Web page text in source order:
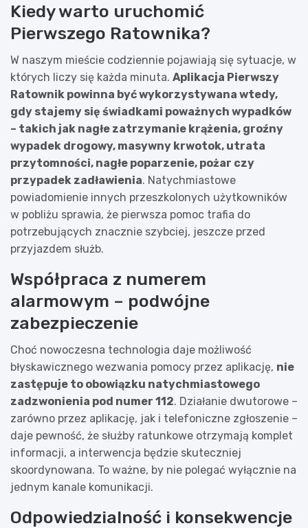
Kiedy warto uruchomić
Pierwszego Ratownika?
W naszym mieście codziennie pojawiają się sytuacje, w
których liczy się każda minuta. Aplikacja Pierwszy
Ratownik powinna być wykorzystywana wtedy,
gdy stajemy się świadkami poważnych wypadków
– takich jak nagłe zatrzymanie krążenia, groźny
wypadek drogowy, masywny krwotok, utrata
przytomności, nagłe poparzenie, pożar czy
przypadek zadławienia. Natychmiastowe
powiadomienie innych przeszkolonych użytkowników
w pobliżu sprawia, że pierwsza pomoc trafia do
potrzebujących znacznie szybciej, jeszcze przed
przyjazdem służb.
Współpraca z numerem
alarmowym – podwójne
zabezpieczenie
Choć nowoczesna technologia daje możliwość
błyskawicznego wezwania pomocy przez aplikację, nie
zastępuje to obowiązku natychmiastowego
zadzwonienia pod numer 112. Działanie dwutorowe –
zarówno przez aplikację, jak i telefoniczne zgłoszenie –
daje pewność, że służby ratunkowe otrzymają komplet
informacji, a interwencja będzie skuteczniej
skoordynowana. To ważne, by nie polegać wyłącznie na
jednym kanale komunikacji.
Odpowiedzialność i konsekwencje